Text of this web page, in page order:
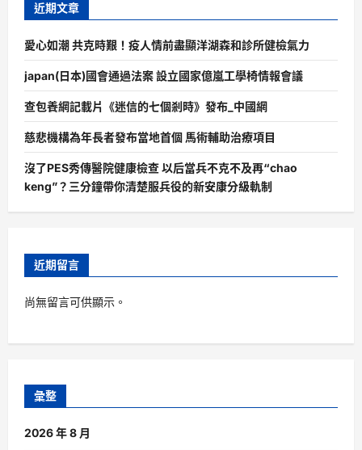
近期文章
愛心如潮 共克時艱！疫人情前盡顯洋湖森和診所健檢氣力
japan(日本)國會通過法案 設立國家億嵐工學椅情報會議
查包養網記載片《迷信的七個剎時》發布_中國網
慈悲機構為年長者發布當地首個 馬術輔助治療項目
沒了PES秀傳醫院健康檢查 以后當兵不克不及再“chao
keng”？三分鐘帶你清楚服兵役的新安康分級軌制
近期留言
尚無留言可供顯示。
彙整
2026 年 8 月